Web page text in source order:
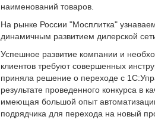
наименований товаров.
На рынке России "Мосплитка"
динамичным развитием дилерской
Успешное развитие компании и
клиентов требуют совершенных
приняла решение о переходе с
результате проведенного конкурса в
имеющая большой опыт
подрядчика для перехода на новый